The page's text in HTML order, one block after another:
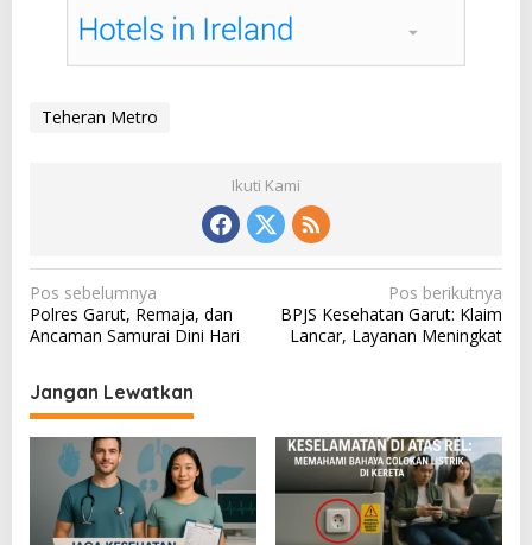
Teheran Metro
Ikuti Kami
N
a
i
g
Pos sebelumnya
Polres Garut, Remaja, dan
Ancaman Samurai Dini Hari
Pos berikutnya
BPJS Kesehatan Garut: Klaim
Lancar, Layanan Meningkat
Jangan Lewatkan